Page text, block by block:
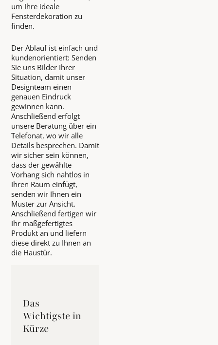
um Ihre ideale
Fensterdekoration zu
finden.
Der Ablauf ist einfach und
kundenorientiert: Senden
Sie uns Bilder Ihrer
Situation, damit unser
Designteam einen
genauen Eindruck
gewinnen kann.
Anschließend erfolgt
unsere Beratung über ein
Telefonat, wo wir alle
Details besprechen. Damit
wir sicher sein können,
dass der gewählte
Vorhang sich nahtlos in
Ihren Raum einfügt,
senden wir Ihnen ein
Muster zur Ansicht.
Anschließend fertigen wir
Ihr maßgefertigtes
Produkt an und liefern
diese direkt zu Ihnen an
die Haustür.
Das
Wichtigste in
Kürze